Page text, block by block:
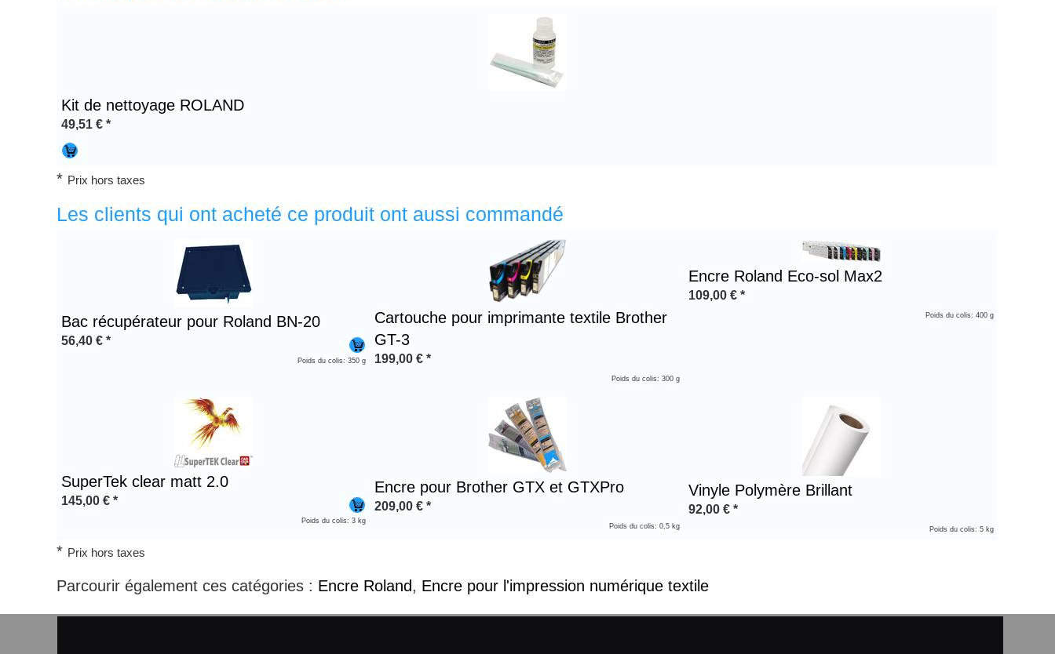
Kit de nettoyage ROLAND
49,51 € *
* Prix hors taxes
Les clients qui ont acheté ce produit ont aussi commandé
Bac récupérateur pour Roland BN-20
56,40 € *
Poids du colis: 350 g
Cartouche pour imprimante textile Brother
GT-3
199,00 € *
Poids du colis: 300 g
Encre Roland Eco-sol Max2
109,00 € *
Poids du colis: 400 g
SuperTek clear matt 2.0
145,00 € *
Poids du colis: 3 kg
Encre pour Brother GTX et GTXPro
209,00 € *
Poids du colis: 0,5 kg
Vinyle Polymère Brillant
92,00 € *
Poids du colis: 5 kg
* Prix hors taxes
Parcourir également ces catégories : Encre Roland, Encre pour l'impression numérique textile